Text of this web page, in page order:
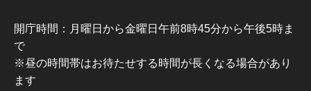
開庁時間：月曜日から金曜日午前8時45分から午後5時ま
で
※昼の時間帯はお待たせする時間が長くなる場合があり
ます